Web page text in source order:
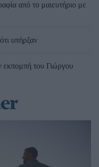
από το μαιευτήριο με
υπήρξαν
εκπομπή του Γιώργου